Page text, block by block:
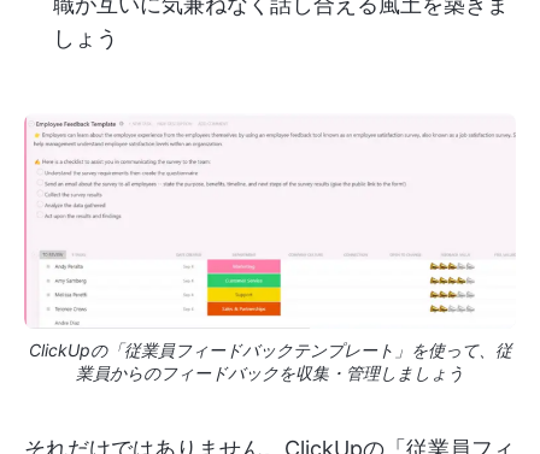
しょう
ClickUpの「従業員フィードバックテンプレート」を使って、従
業員からのフィードバックを収集・管理しましょう